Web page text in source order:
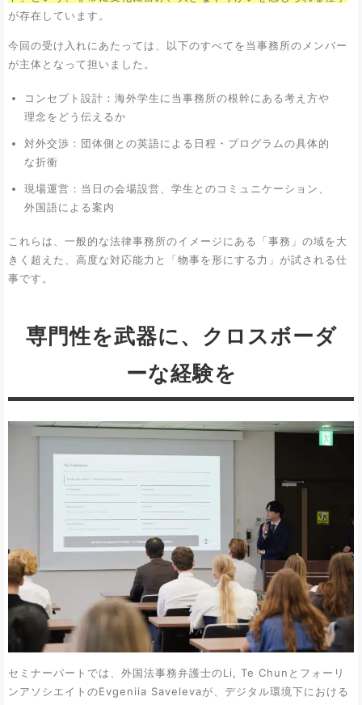
が存在しています。
今回の受け入れにあたっては、以下のすべてを当事務所のメンバー
が主体となって担いました。
コンセプト設計：海外学生に当事務所の根幹にある考え方や
理念をどう伝えるか
対外交渉：団体側との英語による日程・プログラムの具体的
な折衝
現場運営：当日の会場設営、学生とのコミュニケーション、
外国語による案内
これらは、一般的な法律事務所のイメージにある「事務」の域を大
きく超えた、高度な対応能力と「物事を形にする力」が試される仕
事です。
専門性を武器に、クロスボーダ
ーな経験を
セミナーパートでは、外国法事務弁護士のLi, Te Chunとフォーリ
ンアソシエイトのEvgeniia Savelevaが、デジタル環境下における